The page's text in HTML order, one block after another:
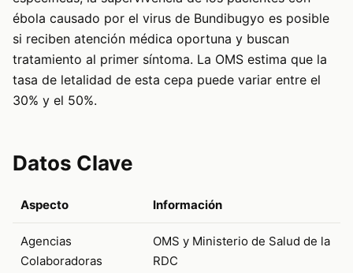
ébola causado por el virus de Bundibugyo es posible
si reciben atención médica oportuna y buscan
tratamiento al primer síntoma. La OMS estima que la
tasa de letalidad de esta cepa puede variar entre el
30% y el 50%.
Datos Clave
Aspecto Información
Agencias
Colaboradoras
OMS y Ministerio de Salud de la
RDC